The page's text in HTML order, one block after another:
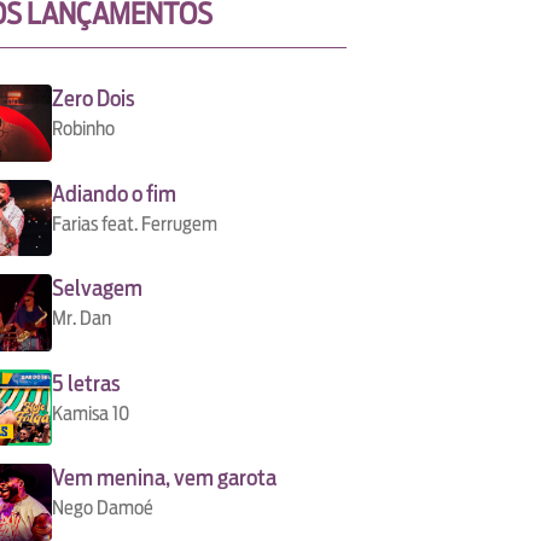
LANÇAMENTOS
Zero Dois
Robinho
Adiando o fim
Farias feat. Ferrugem
Selvagem
Mr. Dan
5 letras
Kamisa 10
Vem menina, vem garota
Nego Damoé